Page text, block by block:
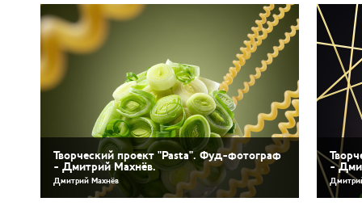
Творческий проект "Pasta". Фуд-фотограф
- Дмитрий Махнёв.
Дмитрий Махнёв
-